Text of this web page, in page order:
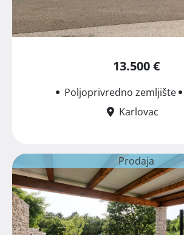
13.500 €
Poljoprivredno zemljište
Karlovac
Prodaja